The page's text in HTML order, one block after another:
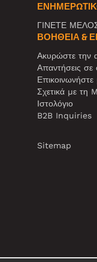
ΓΙΝΕΤΕ
ΒΟΉΘΕΙΑ &
Ακυρώστε την
Απαντήσεις σε
Επικοινωνήστε
Σχετικά με τη
Ιστολόγιο
B2B Inquiries
Sitemap